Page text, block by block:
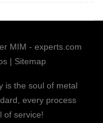
MIM - experts.com
| Sitemap
is the soul of metal
every process
of service!